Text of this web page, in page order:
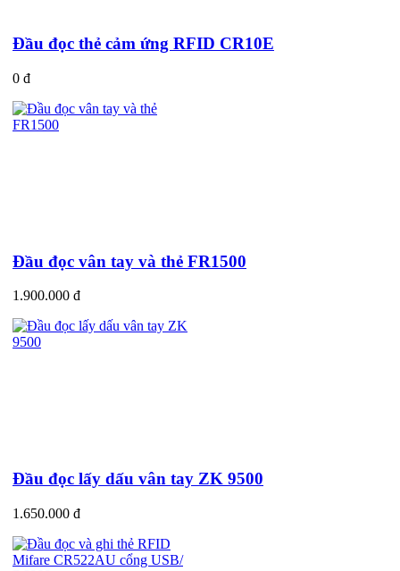
Đầu đọc thẻ cảm ứng RFID CR10E
0 đ
Đầu đọc vân tay và thẻ FR1500
1.900.000 đ
Đầu đọc lấy dấu vân tay ZK 9500
1.650.000 đ